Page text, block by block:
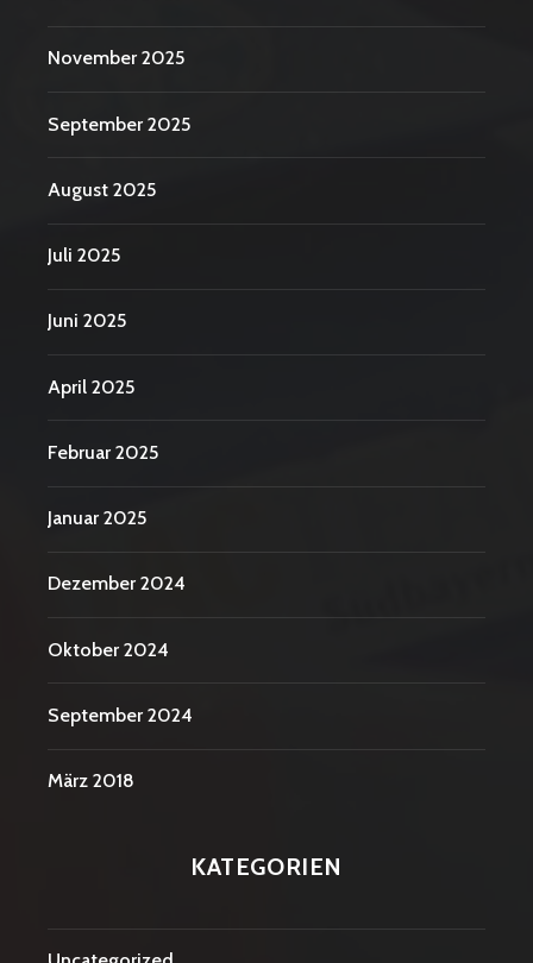
November 2025
September 2025
August 2025
Juli 2025
Juni 2025
April 2025
Februar 2025
Januar 2025
Dezember 2024
Oktober 2024
September 2024
März 2018
KATEGORIEN